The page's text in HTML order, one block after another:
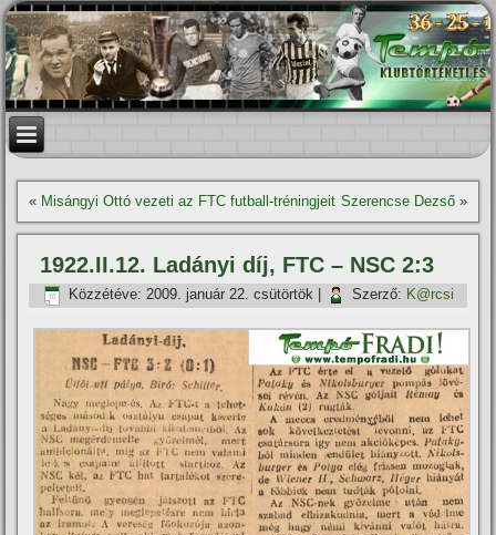
« Misángyi Ottó vezeti az FTC futball-tréningjeit Szerencse Dezső»
1922.II.12. Ladányi dí­j, FTC – NSC 2:3
Közzétéve: 2009. január 22. csütörtök Szerző: K@rcsi